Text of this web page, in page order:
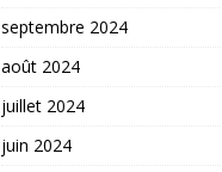
septembre 2024
août 2024
juillet 2024
juin 2024